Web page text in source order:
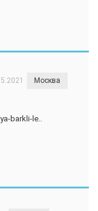
Москва
barkli-le..